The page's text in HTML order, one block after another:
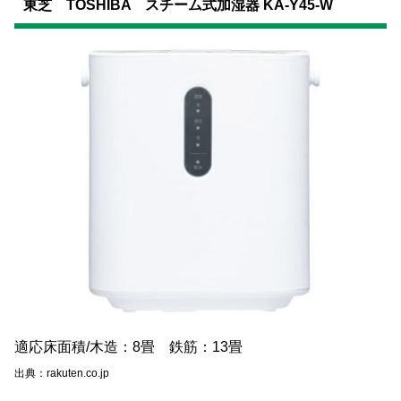
東芝 TOSHIBA スチーム式加湿器 KA-Y45-W
適応床面積/木造：8畳 鉄筋：13畳
出典：rakuten.co.jp